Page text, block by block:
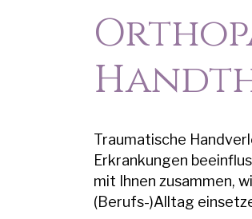
Traumatische
Erkrankungen
mit Ihnen zusammen,
(Berufs-)Alltag